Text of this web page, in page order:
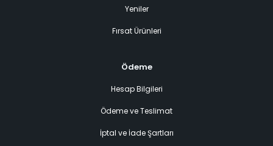
Yeniler
Fırsat Ürünleri
Ödeme
Hesap Bilgileri
Ödeme ve Teslimat
İptal ve İade Şartları